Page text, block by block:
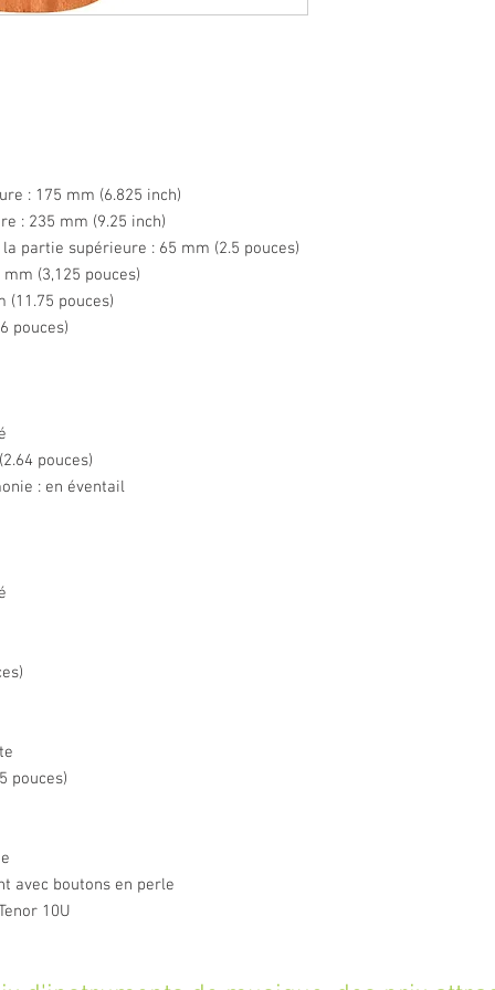
: 175 mm (6.825 inch)
: 235 mm (9.25 inch)
partie supérieure : 65 mm (2.5 pouces)
(3,125 pouces)
(11.75 pouces)
pouces)
pouces)
: en éventail
pouces)
avec boutons en perle
10U